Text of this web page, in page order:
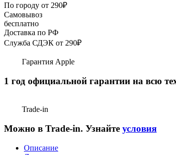
По городу от 290₽
Самовывоз
бесплатно
Доставка по РФ
Служба СДЭК от 290₽
Гарантия Apple
1 год официальной гарантии на всю
Trade-in
Можно в Trade-in. Узнайте условия
Описание